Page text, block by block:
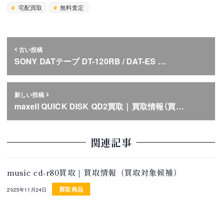
宅配買取
無料査定
古い投稿
SONY DATテープ DT-120RB / DAT-ES …
新しい投稿
maxell QUICK DISK QD2買取｜買取情報（買…
関連記事
music cd-r80買取｜買取情報（買取対象候補）
2025年11月24日 買取商品